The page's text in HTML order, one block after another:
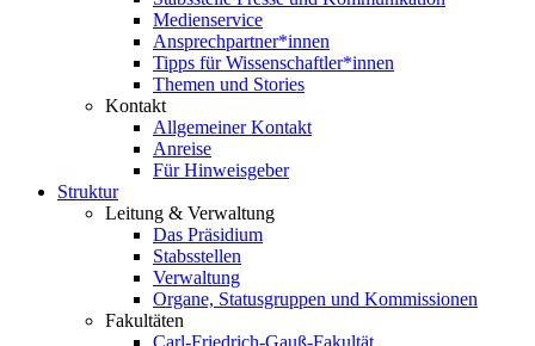
Medienservice
Ansprechpartner*innen
Tipps für Wissenschaftler*innen
Themen und Stories
Kontakt
Allgemeiner Kontakt
Anreise
Für Hinweisgeber
Struktur
Leitung & Verwaltung
Das Präsidium
Stabsstellen
Verwaltung
Organe, Statusgruppen und Kommissionen
Fakultäten
Carl-Friedrich-Gauß-Fakultät